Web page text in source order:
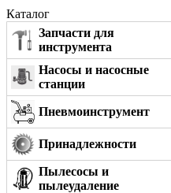
Каталог
Запчасти для
инструмента
Насосы и насосные
станции
Пневмоинструмент
Принадлежности
Пылесосы и
пылеудаление